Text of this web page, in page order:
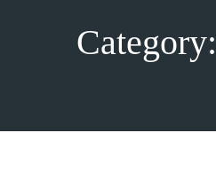
Category: